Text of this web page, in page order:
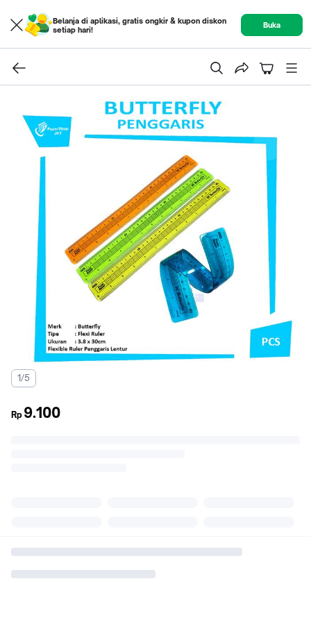
Belanja di aplikasi, gratis ongkir & kupon diskon
setiap hari!
Buka
1/5
Rp 9.100